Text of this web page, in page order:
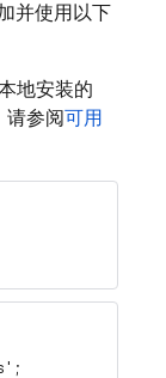
并使用以下
地安装的
请参阅可用